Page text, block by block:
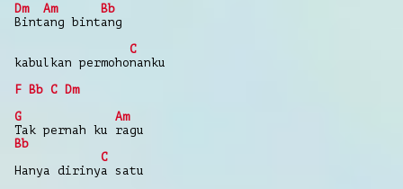
Dm
Am
Bb
Bintang bintang
C
kabulkan permohonanku
F Bb C Dm
G
Am
Tak pernah ku ragu
Bb
C
Hanya dirinya satu